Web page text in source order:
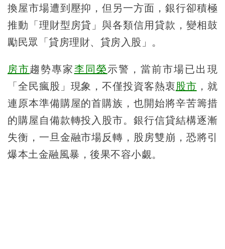
換屋市場遭到壓抑，但另一方面，銀行卻積極
推動「理財型房貸」與各類信用貸款，變相鼓
勵民眾「貸房理財、貸房入股」。
房市趨勢專家李同榮示警，當前市場已出現
「全民瘋股」現象，不僅投資客熱衷股市 ，就
連原本準備購屋的首購族，也開始將辛苦籌措
的購屋自備款轉投入股市。銀行信貸結構逐漸
失衡，一旦金融市場反轉，股房雙崩，恐將引
爆本土金融風暴，後果不容小覷。